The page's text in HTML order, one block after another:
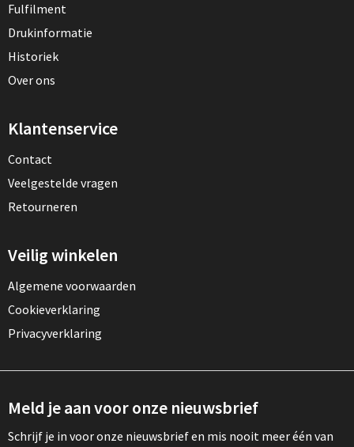
Fulfilment
Drukinformatie
Historiek
Over ons
Klantenservice
Contact
Veelgestelde vragen
Retourneren
Veilig winkelen
Algemene voorwaarden
Cookieverklaring
Privacyverklaring
Meld je aan voor onze nieuwsbrief
Schrijf je in voor onze nieuwsbrief en mis nooit meer één van